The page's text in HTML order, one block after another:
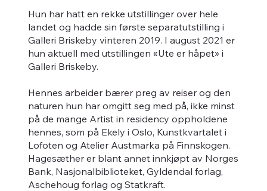
Hun har hatt en rekke utstillinger over hele
landet og hadde sin første separatutstilling i
Galleri Briskeby vinteren 2019. I august 2021 er
hun aktuell med utstillingen «Ute er håpet» i
Galleri Briskeby.
Hennes arbeider bærer preg av reiser og den
naturen hun har omgitt seg med på, ikke minst
på de mange Artist in residency oppholdene
hennes, som på Ekely i Oslo, Kunstkvartalet i
Lofoten og Atelier Austmarka på Finnskogen.
Hagesæther er blant annet innkjøpt av Norges
Bank, Nasjonalbiblioteket, Gyldendal forlag,
Aschehoug forlag og Statkraft.